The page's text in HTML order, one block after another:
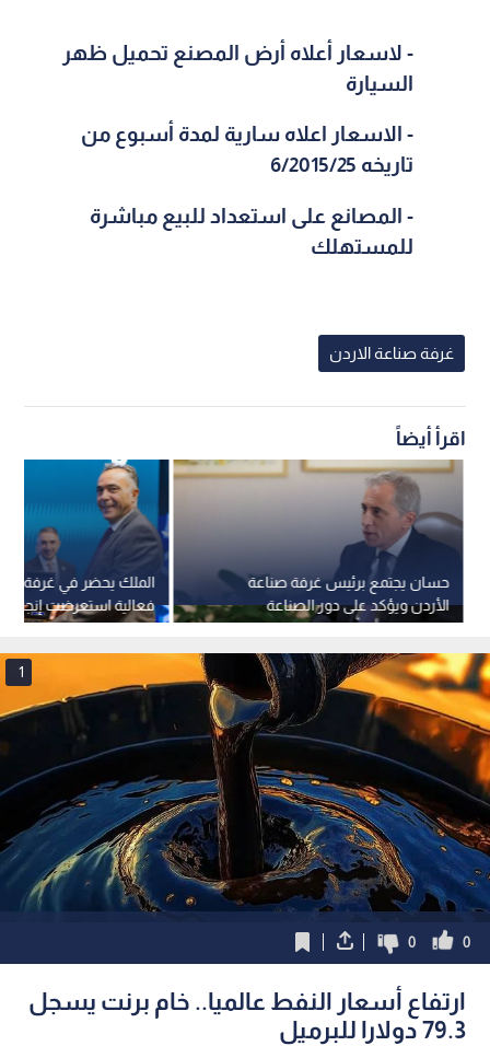
- لاسعار أعلاه أرض المصنع تحميل ظهر
السيارة
- الاسعار اعلاه سارية لمدة أسبوع من
تاريخه 25
/6/2015
- المصانع على استعداد للبيع مباشرة
للمستهلك
غرفة صناعة الاردن
اقرأ أيضاً
الملك يحضر في غرفة
فعالية استعرضت
الصناعي لعام 2025
حسان يجتمع برئيس غرفة صناعة
الأردن ويؤكد على دور الصناعة
الوطنية في الأمن الغذائي
1
0
0
ارتفاع أسعار النفط عالميا.. خام برنت يسجل
79.3 دولارا للبرميل